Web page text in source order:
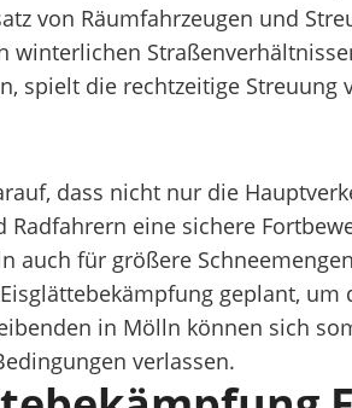
von Räumfahrzeugen und
winterlichen
spielt die rechtzeitige
dass nicht nur die
eine sichere
auch für größere
geplant,
in Mölln können sich
verlassen.